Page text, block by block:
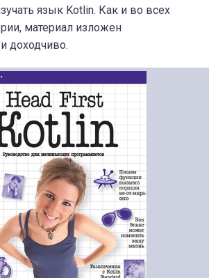
язык Kotlin. Как и во всех
материал изложен
доходчиво.